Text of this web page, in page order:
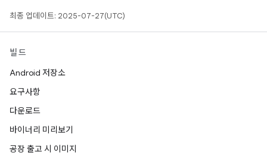
최종 업데이트: 2025-07-27(UTC)
빌드
Android 저장소
요구사항
다운로드
바이너리 미리보기
공장 출고 시 이미지